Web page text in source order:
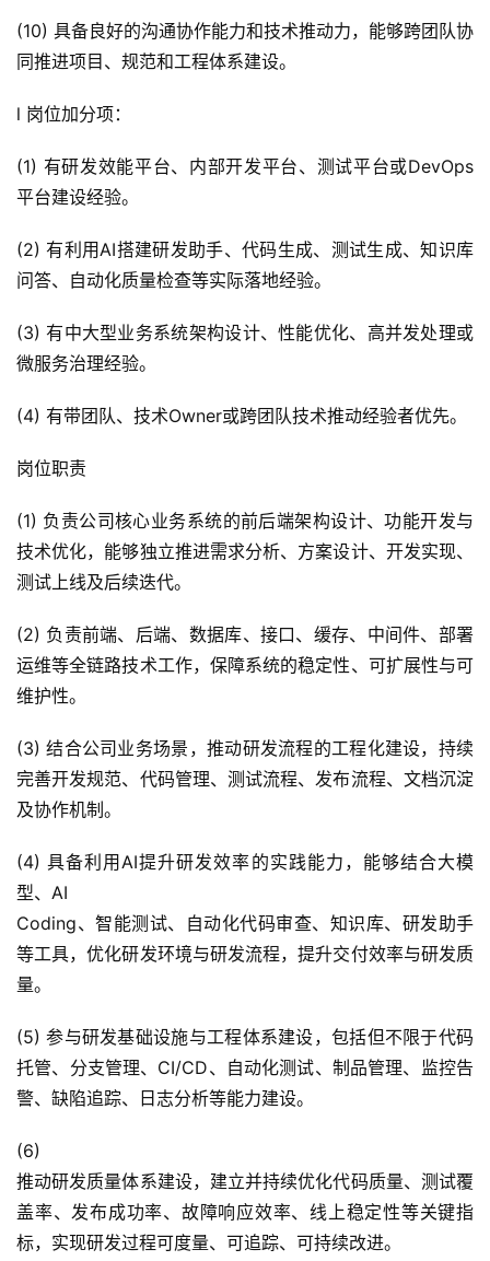
(10) 具备良好的沟通协作能力和技术推动力，能够跨团队协
同推进项目、规范和工程体系建设。
l 岗位加分项：
(1) 有研发效能平台、内部开发平台、测试平台或DevOps
平台建设经验。
(2) 有利用AI搭建研发助手、代码生成、测试生成、知识库
问答、自动化质量检查等实际落地经验。
(3) 有中大型业务系统架构设计、性能优化、高并发处理或
微服务治理经验。
(4) 有带团队、技术Owner或跨团队技术推动经验者优先。
岗位职责
(1) 负责公司核心业务系统的前后端架构设计、功能开发与
技术优化，能够独立推进需求分析、方案设计、开发实现、
测试上线及后续迭代。
(2) 负责前端、后端、数据库、接口、缓存、中间件、部署
运维等全链路技术工作，保障系统的稳定性、可扩展性与可
维护性。
(3) 结合公司业务场景，推动研发流程的工程化建设，持续
完善开发规范、代码管理、测试流程、发布流程、文档沉淀
及协作机制。
(4) 具备利用AI提升研发效率的实践能力，能够结合大模
型、AI
Coding、智能测试、自动化代码审查、知识库、研发助手
等工具，优化研发环境与研发流程，提升交付效率与研发质
量。
(5) 参与研发基础设施与工程体系建设，包括但不限于代码
托管、分支管理、CI/CD、自动化测试、制品管理、监控告
警、缺陷追踪、日志分析等能力建设。
(6)
推动研发质量体系建设，建立并持续优化代码质量、测试覆
盖率、发布成功率、故障响应效率、线上稳定性等关键指
标，实现研发过程可度量、可追踪、可持续改进。